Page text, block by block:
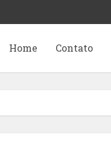
Home Contato